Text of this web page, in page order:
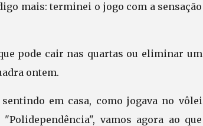
mais: terminei o jogo com a sensação
pode cair nas quartas ou eliminar um
ontem.
em casa, como jogava no vôlei
vamos agora ao que